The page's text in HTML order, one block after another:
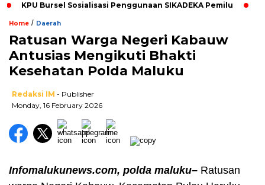
KPU Bursel Sosialisasi Penggunaan SIKADEKA Pemilu
Home / Daerah
Ratusan Warga Negeri Kabauw
Antusias Mengikuti Bhakti
Kesehatan Polda Maluku
Redaksi IM - Publisher
Monday, 16 February 2026
Infomalukunews.com, polda maluku– Ratusan